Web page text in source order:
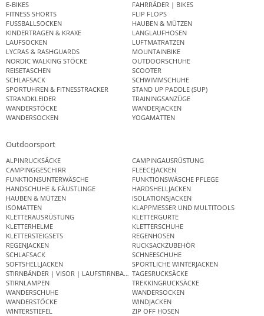
E-BIKES
FAHRRÄDER | BIKES
FITNESS SHORTS
FLIP FLOPS
FUSSBALLSOCKEN
HAUBEN & MÜTZEN
KINDERTRAGEN & KRAXE
LANGLAUFHOSEN
LAUFSOCKEN
LUFTMATRATZEN
LYCRAS & RASHGUARDS
MOUNTAINBIKE
NORDIC WALKING STÖCKE
OUTDOORSCHUHE
REISETASCHEN
SCOOTER
SCHLAFSACK
SCHWIMMSCHUHE
SPORTUHREN & FITNESSTRACKER
STAND UP PADDLE (SUP)
STRANDKLEIDER
TRAININGSANZÜGE
WANDERSTÖCKE
WANDERJACKEN
WANDERSOCKEN
YOGAMATTEN
Outdoorsport
ALPINRUCKSÄCKE
CAMPINGAUSRÜSTUNG
CAMPINGGESCHIRR
FLEECEJACKEN
FUNKTIONSUNTERWÄSCHE
FUNKTIONSWÄSCHE PFLEGE
HANDSCHUHE & FÄUSTLINGE
HARDSHELLJACKEN
HAUBEN & MÜTZEN
ISOLATIONSJACKEN
ISOMATTEN
KLAPPMESSER UND MULTITOOLS
KLETTERAUSRÜSTUNG
KLETTERGURTE
KLETTERHELME
KLETTERSCHUHE
KLETTERSTEIGSETS
REGENHOSEN
REGENJACKEN
RUCKSACKZUBEHÖR
SCHLAFSACK
SCHNEESCHUHE
SOFTSHELLJACKEN
SPORTLICHE WINTERJACKEN
STIRNBÄNDER | VISOR | LAUFSTIRNBANDTAGESRUCKSÄCKE
STIRNLAMPEN
TREKKINGRUCKSÄCKE
WANDERSCHUHE
WANDERSOCKEN
WANDERSTÖCKE
WINDJACKEN
WINTERSTIEFEL
ZIP OFF HOSEN